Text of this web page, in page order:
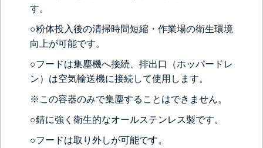
す。
○粉体投入後の清掃時間短縮・作業場の衛生環境
向上が可能です。
○フードは集塵機へ接続、排出口（ホッパードレ
ン）は空気輸送機に接続して使用します。
※この容器のみで集塵することはできません。
○錆に強く衛生的なオールステンレス製です。
○フードは取り外しが可能です。